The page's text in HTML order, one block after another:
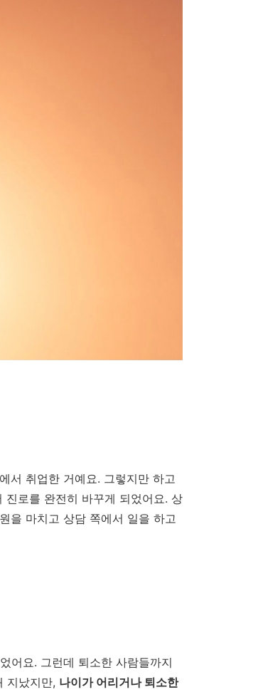
서 취업한 거예요. 그렇지만 하고
로를 완전히 바꾸게 되었어요. 상
을 마치고 상담 쪽에서 일을 하고
어요. 그런데 퇴소한 사람들까지
지났지만, 나이가 어리거나 퇴소한